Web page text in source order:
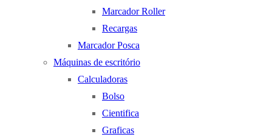
Marcador Roller
Recargas
Marcador Posca
Máquinas de escritório
Calculadoras
Bolso
Cientifica
Graficas